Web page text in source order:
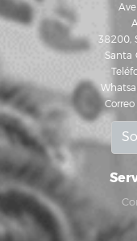
38200,
Santa